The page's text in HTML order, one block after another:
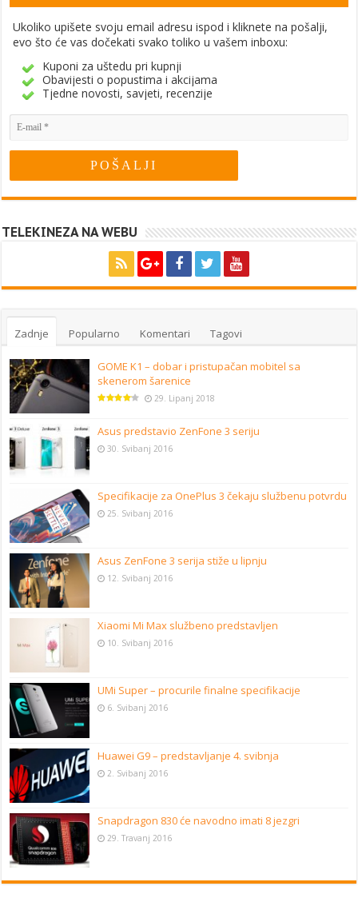
Ukoliko upišete svoju email adresu ispod i kliknete na pošalji,
evo što će vas dočekati svako toliko u vašem inboxu:
Kuponi za uštedu pri kupnji
Obavijesti o popustima i akcijama
Tjedne novosti, savjeti, recenzije
TELEKINEZA NA WEBU
Zadnje Popularno Komentari Tagovi
GOME K1 – dobar i pristupačan mobitel sa
skenerom šarenice
29. Lipanj 2018
Asus predstavio ZenFone 3 seriju
30. Svibanj 2016
Specifikacije za OnePlus 3 čekaju službenu potvrdu
25. Svibanj 2016
Asus ZenFone 3 serija stiže u lipnju
12. Svibanj 2016
Xiaomi Mi Max službeno predstavljen
10. Svibanj 2016
UMi Super – procurile finalne specifikacije
6. Svibanj 2016
Huawei G9 – predstavljanje 4. svibnja
2. Svibanj 2016
Snapdragon 830 će navodno imati 8 jezgri
29. Travanj 2016